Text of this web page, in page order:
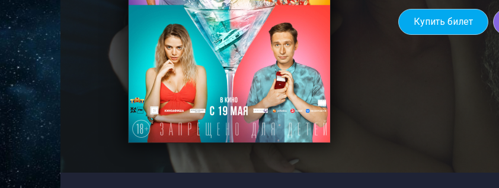
Купить билет